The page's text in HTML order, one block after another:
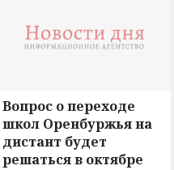
Вопрос о переходе
школ Оренбуржья на
дистант будет
решаться в октябре